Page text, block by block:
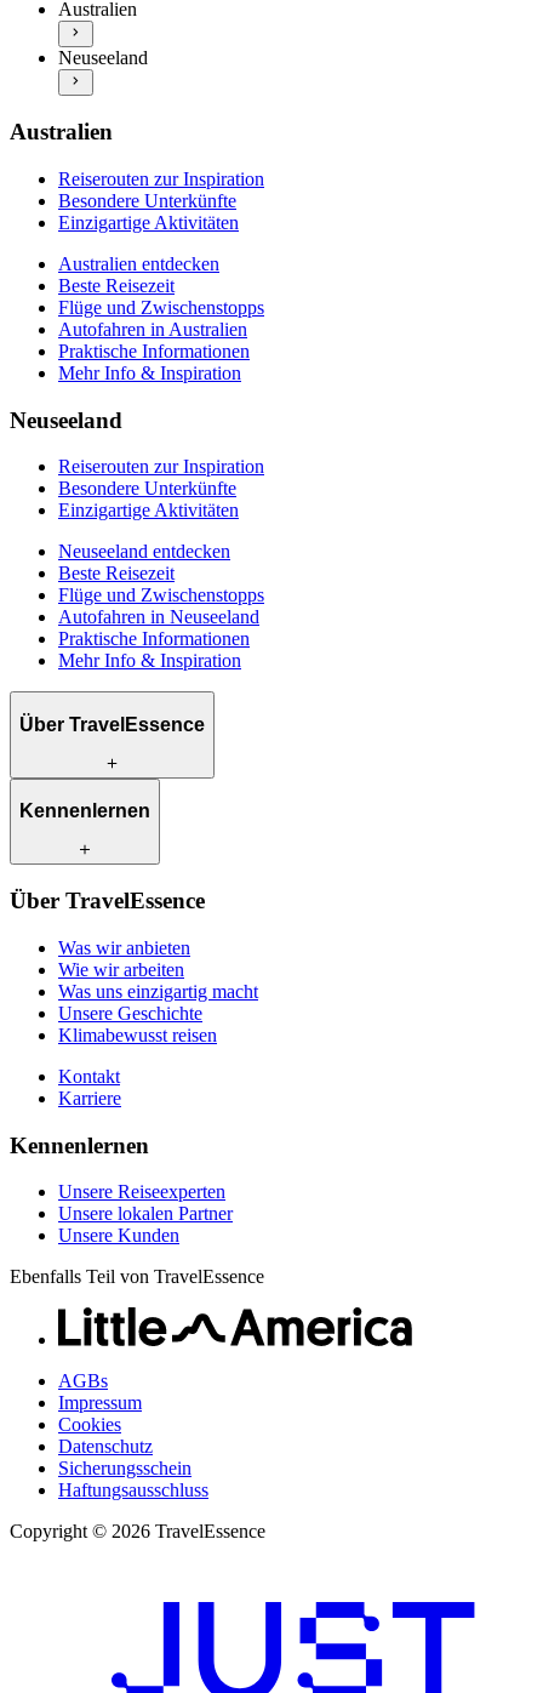
Autofahren in Australien
Praktische Informationen
Mehr Info & Inspiration
Neuseeland entdecken
Beste Reisezeit
Flüge und Zwischenstopps
Praktische Informationen
Australien
Neuseeland
Australien
Reiserouten zur Inspiration
Besondere Unterkünfte
Einzigartige Aktivitäten
Australien entdecken
Beste Reisezeit
Flüge und Zwischenstopps
Autofahren in Australien
Praktische Informationen
Mehr Info & Inspiration
Neuseeland
Reiserouten zur Inspiration
Besondere Unterkünfte
Einzigartige Aktivitäten
Neuseeland entdecken
Beste Reisezeit
Flüge und Zwischenstopps
Autofahren in Neuseeland
Praktische Informationen
Mehr Info & Inspiration
Über TravelEssence
Was wir anbieten
Was uns einzigartig macht
Klimabewusst reisen
Kontakt
Karriere
Kennenlernen
Unsere Reiseexperten
Unsere Kunden
Über TravelEssence
Was wir anbieten
Wie wir arbeiten
Was uns einzigartig macht
Unsere Geschichte
Klimabewusst reisen
Kontakt
Karriere
Kennenlernen
Unsere Reiseexperten
Unsere lokalen Partner
Unsere Kunden
Ebenfalls Teil von TravelEssence
AGBs
Impressum
Cookies
Datenschutz
Sicherungsschein
Haftungsausschluss
Copyright © 2026 TravelEssence